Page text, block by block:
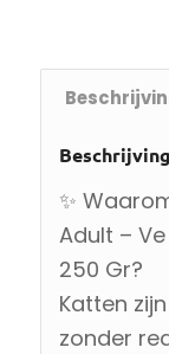
Beschrijving
✨
Adult –
250 Gr?
Katten
zonder